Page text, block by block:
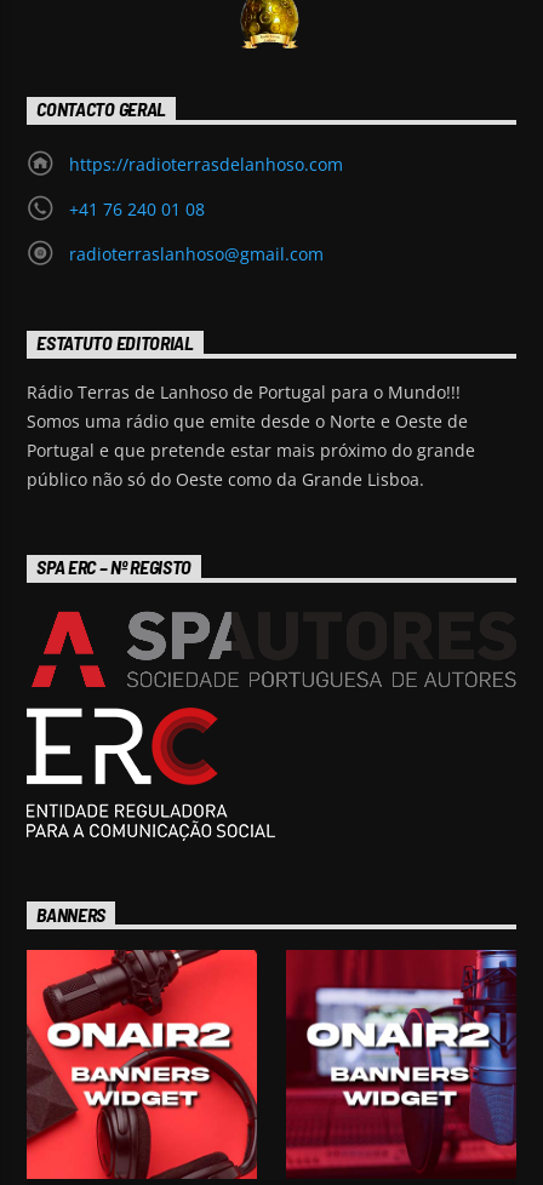
CONTACTO GERAL
https://radioterrasdelanhoso.com
+41 76 240 01 08
radioterraslanhoso@gmail.com
ESTATUTO EDITORIAL
Rádio Terras de Lanhoso de Portugal para o Mundo!!!
Somos uma rádio que emite desde o Norte e Oeste de
Portugal e que pretende estar mais próximo do grande
público não só do Oeste como da Grande Lisboa.
SPA ERC – Nº REGISTO
BANNERS